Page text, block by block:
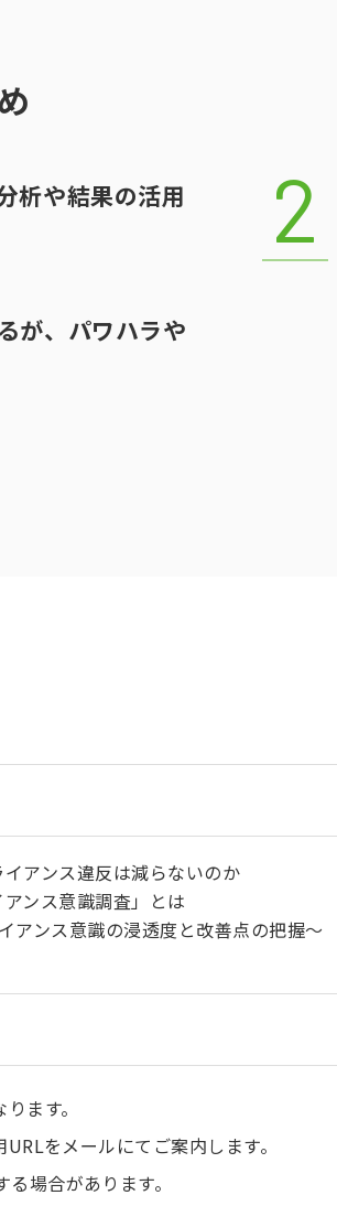
析や結果の活用
が、パワハラや
アンス違反は減らないのか
ンス意識調査」とは
ス意識の浸透度と改善点の把握～
ます。
をメールにてご案内します。
場合があります。